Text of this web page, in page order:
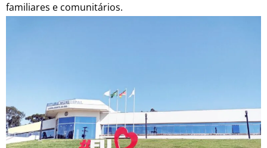
familiares e comunitários.